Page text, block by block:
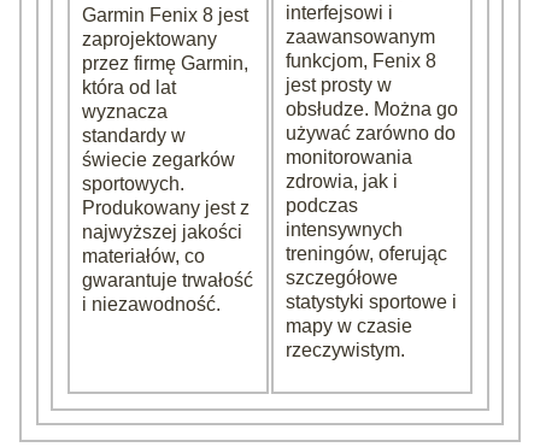
Garmin Fenix 8 jest
zaprojektowany
przez firmę Garmin,
która od lat
wyznacza
standardy w
świecie zegarków
sportowych.
Produkowany jest z
najwyższej jakości
materiałów, co
gwarantuje trwałość
i niezawodność.
interfejsowi i
zaawansowanym
funkcjom, Fenix 8
jest prosty w
obsłudze. Można go
używać zarówno do
monitorowania
zdrowia, jak i
podczas
intensywnych
treningów, oferując
szczegółowe
statystyki sportowe i
mapy w czasie
rzeczywistym.